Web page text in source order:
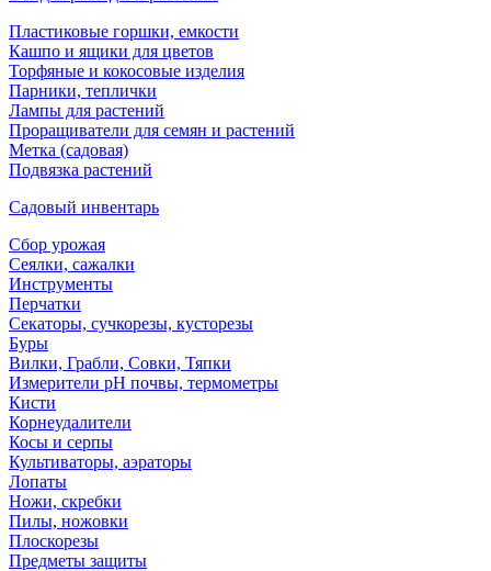
Пластиковые горшки, емкости
Кашпо и ящики для цветов
Торфяные и кокосовые изделия
Парники, теплички
Лампы для растений
Проращиватели для семян и растений
Метка (садовая)
Подвязка растений
Садовый инвентарь
Сбор урожая
Сеялки, сажалки
Инструменты
Перчатки
Секаторы, сучкорезы, кусторезы
Буры
Вилки, Грабли, Совки, Тяпки
Измерители pH почвы, термометры
Кисти
Корнеудалители
Косы и серпы
Культиваторы, аэраторы
Лопаты
Ножи, скребки
Пилы, ножовки
Плоскорезы
Предметы защиты